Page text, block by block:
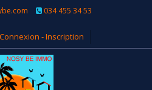
034 455 34 53
- Inscription